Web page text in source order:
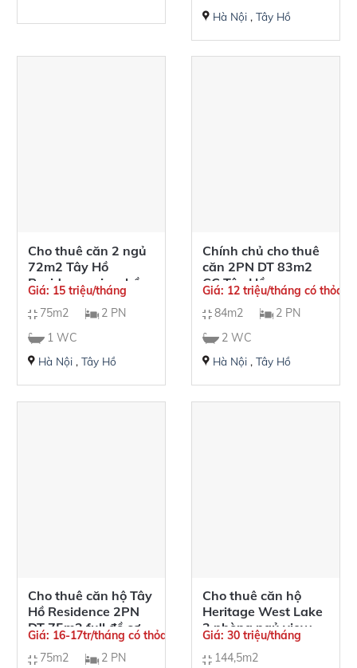
Hà Nội ,Tây Hồ
Cho thuê căn 2 ngủ
72m2 Tây Hồ
Residence view hồ
Tây siêu đẹp
Giá: 15 triệu/tháng
75m2
2 PN
1 WC
Hà Nội ,Tây Hồ
Chính chủ cho thuê
căn 2PN DT 83m2
CC Tây Hồ
Residence giá
12tr/tháng
Giá: 12 triệu/tháng có thỏa
84m2
2 PN
2 WC
Hà Nội ,Tây Hồ
Cho thuê căn hộ Tây
Hồ Residence 2PN
DT 75m2 full đồ cơ
bản
Giá: 16-17tr/tháng có thỏa thuận
75m2
2 PN
Cho thuê căn hộ
Heritage West Lake
3 phòng ngủ view
Hồ Tây
Giá: 30 triệu/tháng
144,5m2